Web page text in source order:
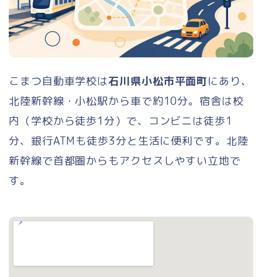
こまつ自動車学校は石川県小松市平面町にあり、
北陸新幹線・小松駅から車で約10分。宿舎は校
内（学校から徒歩1分）で、コンビニは徒歩1
分、銀行ATMも徒歩3分と生活に便利です。北陸
新幹線で首都圏からもアクセスしやすい立地で
す。